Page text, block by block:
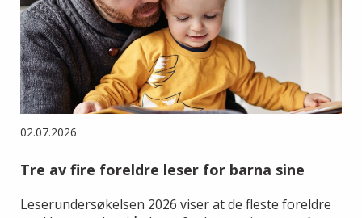
02.07.2026
Tre av fire foreldre leser for barna sine
Leserundersøkelsen 2026 viser at de fleste foreldre